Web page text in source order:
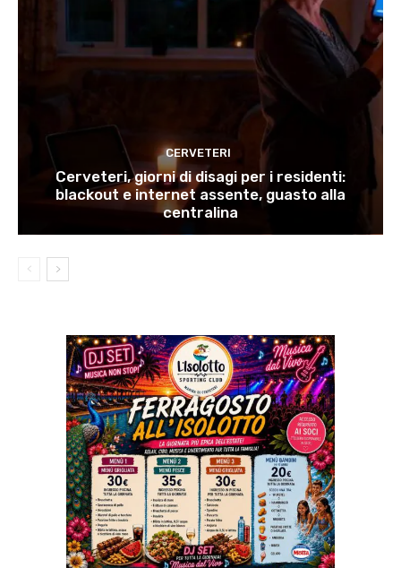
CERVETERI
Cerveteri, giorni di disagi per i residenti:
blackout e internet assente, guasto alla
centralina